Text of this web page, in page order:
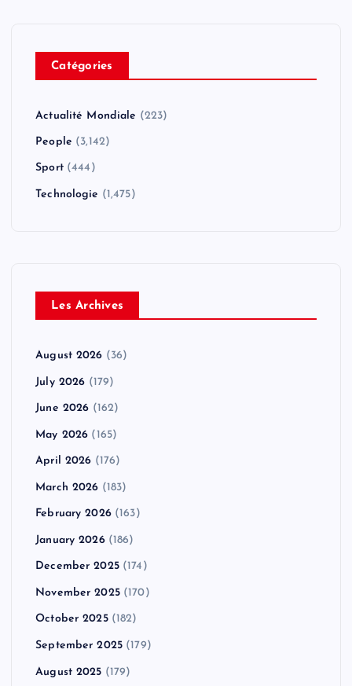
Catégories
Actualité Mondiale (223)
People (3,142)
Sport(444)
Technologie (1,475)
Les Archives
August 2026 (36)
July 2026 (179)
June 2026 (162)
May 2026 (165)
April 2026 (176)
March 2026 (183)
February 2026(163)
January 2026(186)
December 2025(174)
November 2025(170)
October 2025(182)
September 2025 (179)
August 2025 (179)